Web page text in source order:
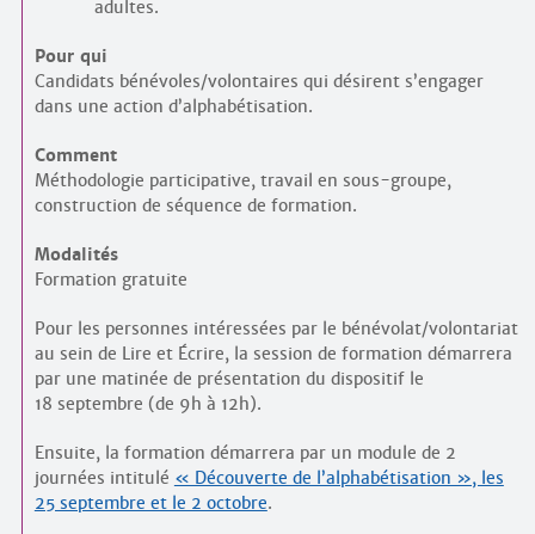
adultes.
Pour qui
Candidats bénévoles/volontaires qui désirent s’engager
dans une action d’alphabétisation.
Comment
Méthodologie participative, travail en sous-groupe,
construction de séquence de formation.
Modalités
Formation gratuite
Pour les personnes intéressées par le bénévolat/volontariat
au sein de Lire et Écrire, la session de formation démarrera
par une matinée de présentation du dispositif le
18 septembre (de 9h à 12h).
Ensuite, la formation démarrera par un module de 2
journées intitulé « Découverte de l’alphabétisation », les
25 septembre et le 2 octobre.